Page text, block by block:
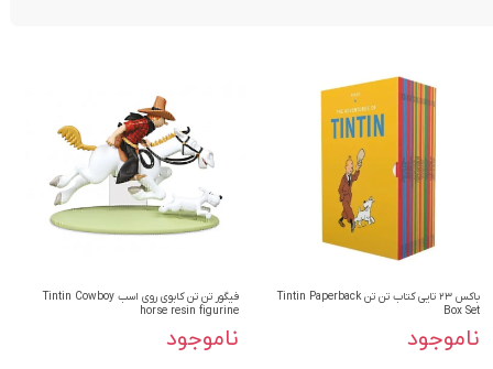
باکس ۲۳ تایی کتاب تن تن Tintin Paperback
Box Set
ناموجود
فیگور تن تن کابوی روی اسب Tintin Cowboy
horse resin figurine
ناموجود